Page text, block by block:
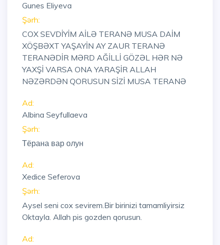
Gunes Eliyeva
Şərh:
COX SEVDİYİM AİLƏ TERANƏ MUSA DAİM
XÖŞBƏXT YAŞAYİN AY ZAUR TERANƏ
TERANƏDİR MƏRD AĞİLLİ GÖZƏL HƏR NƏ
YAXŞİ VARSA ONA YARAŞİR ALLAH
NƏZƏRDƏN QORUSUN SİZİ MUSA TERANƏ
Ad:
Albina Seyfullaeva
Şərh:
Тёрана вар олун
Ad:
Xedice Seferova
Şərh:
Aysel seni cox sevirem.Bir birinizi tamamliyirsiz
Oktayla. Allah pis gozden qorusun.
Ad: